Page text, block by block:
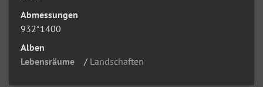
Abmessungen
932*1400
Alben
Lebensräume
/ Landschaften